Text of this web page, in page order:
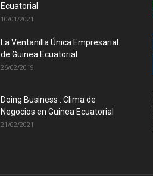
Ecuatorial
10/01/2021
La Ventanilla Única Empresarial
de Guinea Ecuatorial
26/02/2019
Doing Business : Clima de
Negocios en Guinea Ecuatorial
21/02/2021